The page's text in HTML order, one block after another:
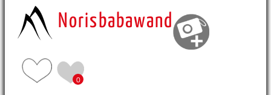
Norisbabawand
0